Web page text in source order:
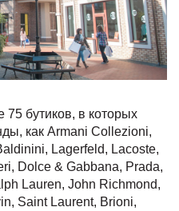
бутиков, в которых
как Armani Collezioni,
Lagerfeld, Lacoste,
Dolce & Gabbana, Prada,
Lauren, John Richmond,
Saint Laurent, Brioni,